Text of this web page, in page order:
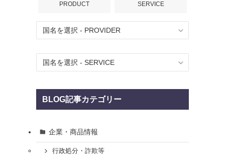
PRODUCT SERVICE
BLOG記事カテゴリー
企業・商品情報
行政処分・詐欺等